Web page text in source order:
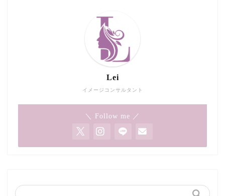
イメージコンサルタント
Lei
＼ Follow me ／